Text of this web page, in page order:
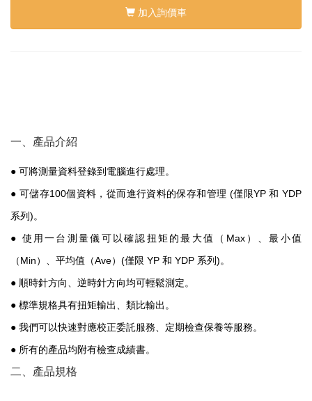
加入詢價車
一、產品介紹
● 可將測量資料登錄到電腦進行處理。
● 可儲存100個資料，從而進行資料的保存和管理 (僅限YP和 YDP
系列)。
● 使用一台測量儀可以確認扭矩的最大值（ Max）、最小值
（Min）、平均值（Ave） (僅限 YP 和 YDP 系列)。
● 順時針方向、逆時針方向均可輕鬆測定。
● 標準規格具有扭矩輸出、類比輸出。
● 我們可以快速對應校正委託服務、定期檢查保養等服務。
● 所有的產品均附有檢查成績書。
二、產品規格